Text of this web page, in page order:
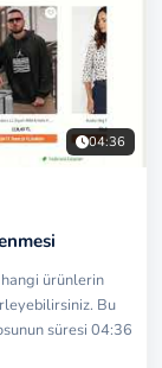
04:36
ürünlerin
Bu
süresi 04:36